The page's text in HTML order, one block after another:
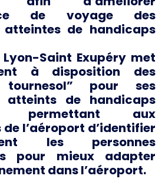
de voyage des
atteintes de handicaps
Lyon-Saint Exupéry met
à disposition des
tournesol” pour ses
atteints de handicaps
permettant aux
de l’aéroport d’identifier
les personnes
pour mieux adapter
dans l’aéroport.